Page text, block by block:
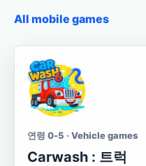
All mobile games
연령 0-5 · Vehicle games
Carwash : 트럭